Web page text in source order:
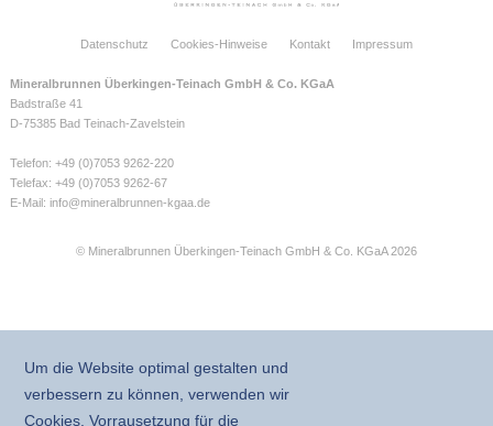
Datenschutz Cookies-Hinweise Kontakt Impressum
Mineralbrunnen Überkingen-Teinach GmbH & Co. KGaA
Badstraße 41
D-75385 Bad Teinach-Zavelstein
Telefon: +49 (0)7053 9262-220
Telefax: +49 (0)7053 9262-67
E-Mail: info@mineralbrunnen-kgaa.de
© Mineralbrunnen Überkingen-Teinach GmbH & Co. KGaA 2026
Um die Website optimal gestalten und
verbessern zu können, verwenden wir
Cookies. Vorrausetzung für die